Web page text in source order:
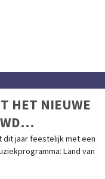
HET NIEUWE
MUZIEK
dit jaar feestelijk met een
Land van